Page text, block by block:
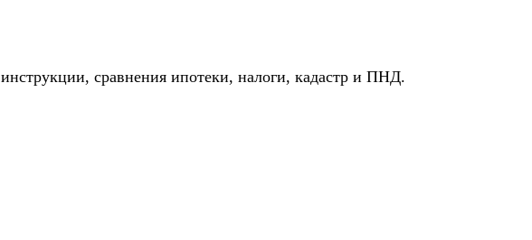
сравнения ипотеки, налоги, кадастр и ПНД.